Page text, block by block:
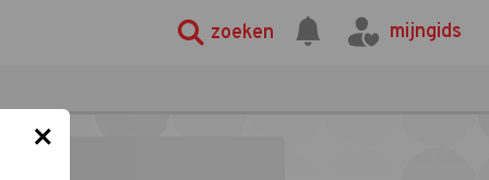
zoeken mijngids
×